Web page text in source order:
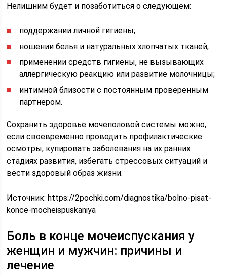
Нелишним будет и позаботиться о следующем:
поддержании личной гигиены;
ношении белья и натуральных хлопчатых тканей;
применении средств гигиены, не вызывающих
аллергическую реакцию или развитие молочницы;
интимной близости с постоянным проверенным
партнером.
Сохранить здоровье мочеполовой системы можно,
если своевременно проводить профилактические
осмотры, купировать заболевания на их ранних
стадиях развития, избегать стрессовых ситуаций и
вести здоровый образ жизни.
Источник:https://2pochki.com/diagnostika/bolno-pisat-
konce-mocheispuskaniya
Боль в конце мочеиспускания у
женщин и мужчин: причины и
лечение